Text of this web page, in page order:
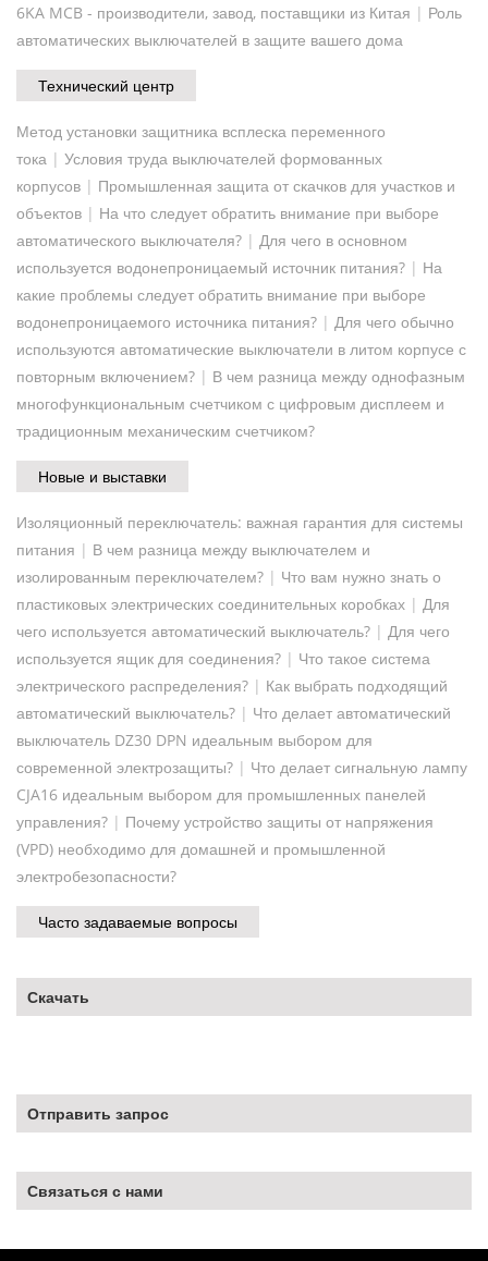
6KA MCB - производители, завод, поставщики из Китая | Роль
автоматических выключателей в защите вашего дома
Технический центр
Метод установки защитника всплеска переменного
тока | Условия труда выключателей формованных
корпусов | Промышленная защита от скачков для участков и
объектов | На что следует обратить внимание при выборе
автоматического выключателя? | Для чего в основном
используется водонепроницаемый источник питания? | На
какие проблемы следует обратить внимание при выборе
водонепроницаемого источника питания? | Для чего обычно
используются автоматические выключатели в литом корпусе с
повторным включением? | В чем разница между однофазным
многофункциональным счетчиком с цифровым дисплеем и
традиционным механическим счетчиком?
Новые и выставки
Изоляционный переключатель: важная гарантия для системы
питания | В чем разница между выключателем и
изолированным переключателем? | Что вам нужно знать о
пластиковых электрических соединительных коробках | Для
чего используется автоматический выключатель? | Для чего
используется ящик для соединения? | Что такое система
электрического распределения? | Как выбрать подходящий
автоматический выключатель? | Что делает автоматический
выключатель DZ30 DPN идеальным выбором для
современной электрозащиты? | Что делает сигнальную лампу
CJA16 идеальным выбором для промышленных панелей
управления? | Почему устройство защиты от напряжения
(VPD) необходимо для домашней и промышленной
электробезопасности?
Часто задаваемые вопросы
Скачать
Отправить запрос
Связаться с нами